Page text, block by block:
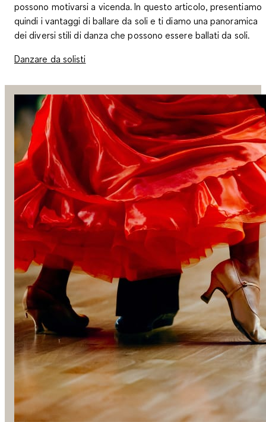
possono motivarsi a vicenda. In questo articolo, presentiamo
quindi i vantaggi di ballare da soli e ti diamo una panoramica
dei diversi stili di danza che possono essere ballati da soli.
Danzare da solisti